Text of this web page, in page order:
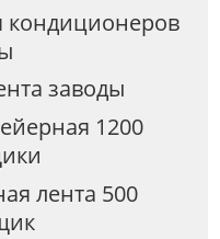
кондиционеров
заводы
1200
лента 500